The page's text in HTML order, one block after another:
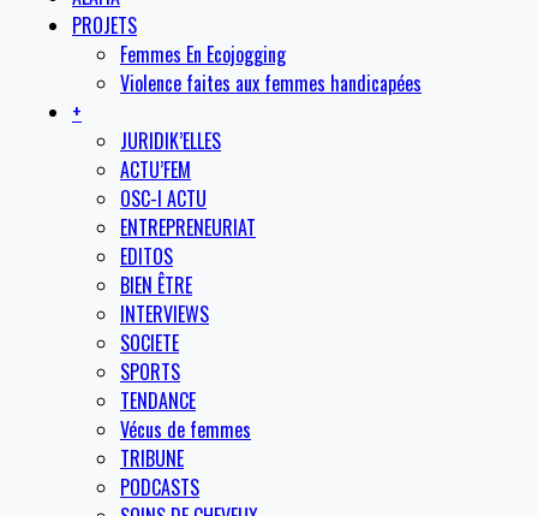
PROJETS
Femmes En Ecojogging
Violence faites aux femmes handicapées
+
JURIDIK’ELLES
ACTU’FEM
OSC-I ACTU
ENTREPRENEURIAT
EDITOS
BIEN ÊTRE
INTERVIEWS
SOCIETE
SPORTS
TENDANCE
Vécus de femmes
TRIBUNE
PODCASTS